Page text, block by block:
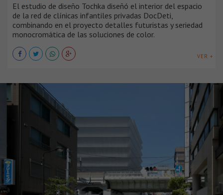
El estudio de diseño Tochka diseñó el interior del espacio
de la red de clínicas infantiles privadas DocDeti,
combinando en el proyecto detalles futuristas y seriedad
monocromática de las soluciones de color.
VER +